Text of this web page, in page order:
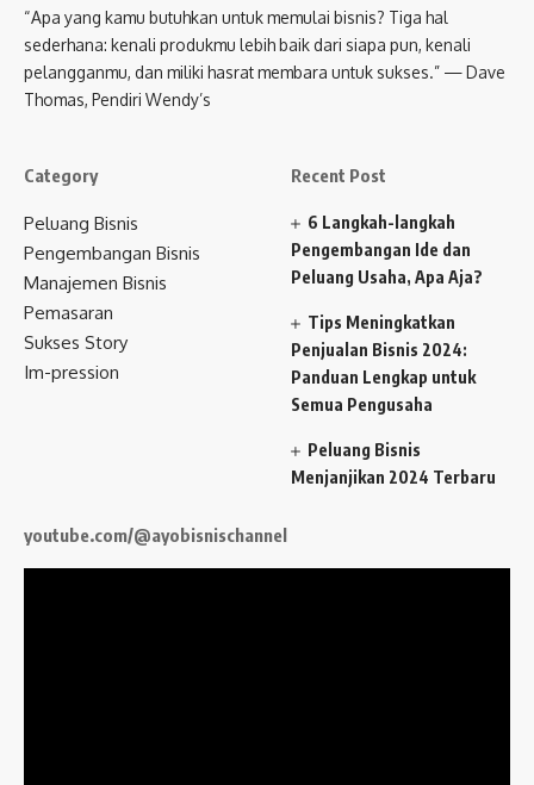
“Apa yang kamu butuhkan untuk memulai bisnis? Tiga hal
sederhana: kenali produkmu lebih baik dari siapa pun, kenali
pelangganmu, dan miliki hasrat membara untuk sukses.” — Dave
Thomas, Pendiri Wendy’s
Category
Peluang Bisnis
Pengembangan Bisnis
Manajemen Bisnis
Pemasaran
Sukses Story
Im-pression
Recent Post
6 Langkah-langkah
Pengembangan Ide dan
Peluang Usaha, Apa Aja?
Tips Meningkatkan
Penjualan Bisnis 2024:
Panduan Lengkap untuk
Semua Pengusaha
Peluang Bisnis
Menjanjikan 2024 Terbaru
youtube.com/@ayobisnischannel